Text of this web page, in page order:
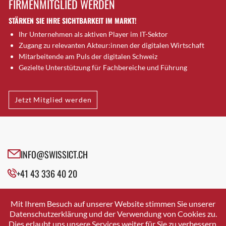
Brütten
Bubendorf
Bubikon
Buchs (SG)
Burgdorf
Bülach
Cazis
Cham
Davos Platz
Davos Platz 1
Dietikon
Dietlikon
FIRMENMITGLIED WERDEN
STÄRKEN SIE IHRE SICHTBARKEIT IM MARKT!
Ihr Unternehmen als aktiven Player im IT-Sektor
Zugang zu relevanten Akteur:innen der digitalen Wirtschaft
Mitarbeitende am Puls der digitalen Schweiz
Gezielte Unterstützung für Fachbereiche und Führung
Jetzt Mitglied werden
INFO@SWISSICT.CH
+41 43 336 40 20
SWISSICT
VULKANSTRASSE 120
8048 ZURICH
Mit Ihrem Besuch auf unserer Website stimmen Sie unserer
Datenschutzerklärung und der Verwendung von Cookies zu.
Dies erlaubt uns unsere Services weiter für Sie zu verbessern.